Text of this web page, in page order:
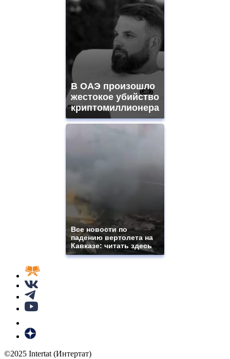
В ОАЭ произошло
жестокое убийство
криптомиллионера
Все новости по
падению вертолета на
Кавказе: читать здесь
©2025 Intertat (Интертат)